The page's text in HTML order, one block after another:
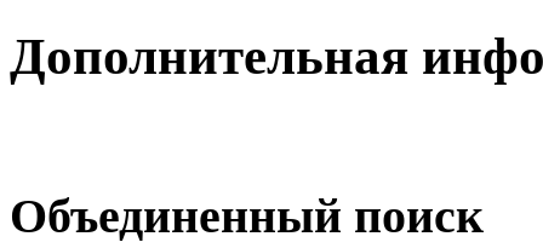
Дополнительная
Объединенный поиск